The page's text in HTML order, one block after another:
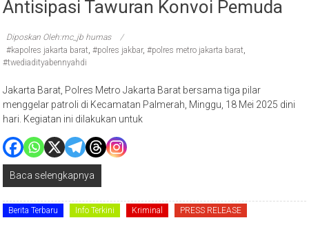
Antisipasi Tawuran Konvoi Pemuda
Diposkan Oleh:mc_jb humas
#kapolres jakarta barat ,#polres jakbar,#polres metro jakarta barat
#twediadityabennyahdi
Jakarta Barat, Polres Metro Jakarta Barat bersama tiga pilar
menggelar patroli di Kecamatan Palmerah, Minggu, 18 Mei 2025 dini
hari. Kegiatan ini dilakukan untuk
Baca selengkapnya
Berita Terbaru Info Terkini Kriminal PRESS RELEASE